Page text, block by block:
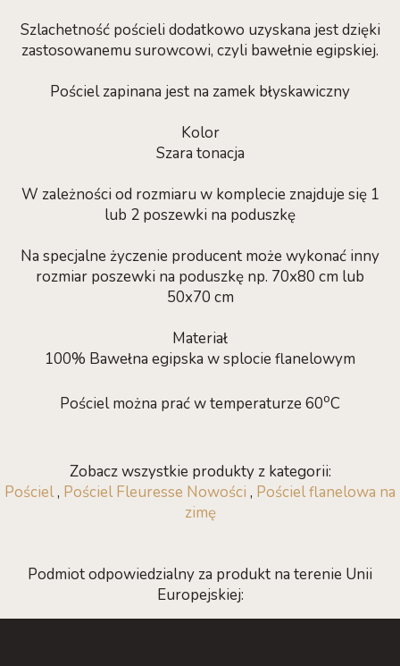
Szlachetność pościeli dodatkowo uzyskana jest dzięki
zastosowanemu surowcowi, czyli bawełnie egipskiej.
Pościel zapinana jest na zamek błyskawiczny
Kolor
Szara tonacja
W zależności od rozmiaru w komplecie znajduje się 1
lub 2 poszewki na poduszkę
Na specjalne życzenie producent może wykonać inny
rozmiar poszewki na poduszkę np. 70x80 cm lub
50x70 cm
Materiał
100% Bawełna egipska w splocie flanelowym
Pościel można prać w temperaturze 60oC
Zobacz wszystkie produkty z kategorii:
Pościel, Pościel Fleuresse Nowości , Pościel flanelowa na
zimę
Podmiot odpowiedzialny za produkt na terenie Unii
Europejskiej: